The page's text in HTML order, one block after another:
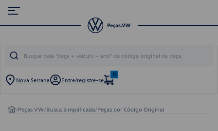
Nova Serrana Entre/registre-se
0
/Peças VW/Busca Simplificada/Peças por Código Original